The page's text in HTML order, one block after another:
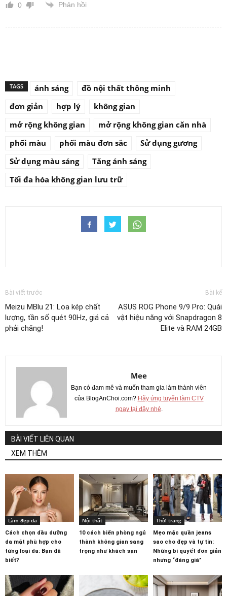
0 Phản hồi
TAGS ánh sáng
đồ nội thất thông minh
đơn giản
hợp lý
không gian
mở rộng không gian
mở rộng không gian căn nhà
phối màu
phối màu đơn sắc
Sử dụng gương
Sử dụng màu sáng
Tăng ánh sáng
Tối đa hóa không gian lưu trữ
Bài viết trước
Meizu MBlu 21: Loa kép chất
lượng, tần số quét 90Hz, giá cả
phải chăng!
Bài kế
ASUS ROG Phone 9/9 Pro: Quái
vật hiệu năng với Snapdragon 8
Elite và RAM 24GB
Mee
Bạn có đam mê và muốn tham gia làm thành viên
của BlogAnChoi.com? Hãy ứng tuyển làm CTV
ngay tại đây nhé.
BÀI VIẾT LIÊN QUAN
XEM THÊM
Làm đẹp da
Cách chọn dầu dưỡng
da mặt phù hợp cho
từng loại da: Bạn đã
biết?
Nội thất
10 cách biến phòng ngủ
thành không gian sang
trọng như khách sạn
Thời trang
Mẹo mặc quần jeans
sao cho đẹp và tự tin:
Những bí quyết đơn giản
nhưng “đáng giá”